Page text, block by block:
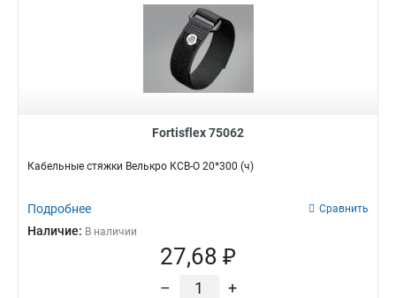
Fortisflex 75062
Кабельные стяжки Велькро КСВ-О 20*300 (ч)
Подробнее Сравнить
Наличие: В наличии
27,68 ₽
– +